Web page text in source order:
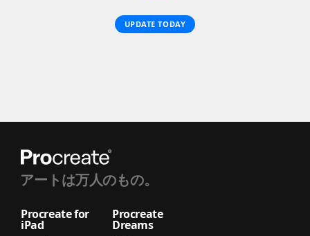
UPDATE TODAY
アートは万人のもの。
Procreate for
iPad
Procreate
Dreams